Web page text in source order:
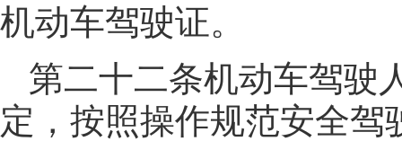
机动车驾驶证。
第二十二条机动车驾驶
定，按照操作规范安全驾